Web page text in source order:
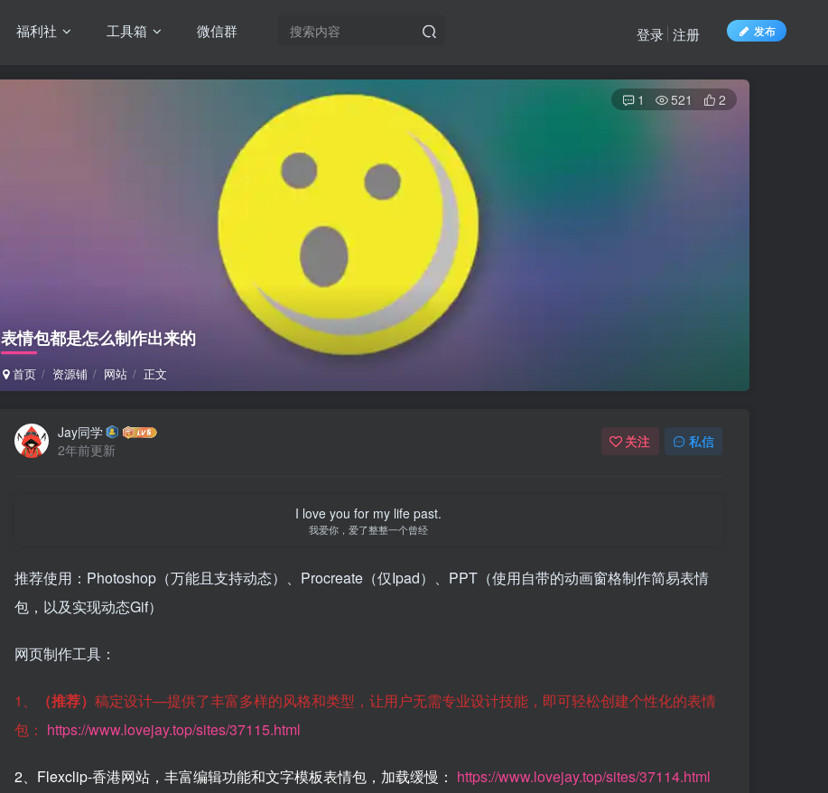
福利社 工具箱 微信群 发布
登录 注册
表情包都是怎么制作出来的
首页 资源铺 网站 正文
1 521 2
Jay同学
2年前更新
关注 私信
I love you for my life past.
我爱你，爱了整整一个曾经
推荐使用：Photoshop（万能且支持动态）、Procreate（仅Ipad）、PPT（使用自带的动画窗格制作简易表情
包，以及实现动态Gif）
网页制作工具：
1、 （推荐） 稿定设计—提供了丰富多样的风格和类型，让用户无需专业设计技能，即可轻松创建个性化的表情
包： https://www.lovejay.top/sites/37115.html
2、Flexclip-香港网站，丰富编辑功能和文字模板表情包，加载缓慢： https://www.lovejay.top/sites/37114.html